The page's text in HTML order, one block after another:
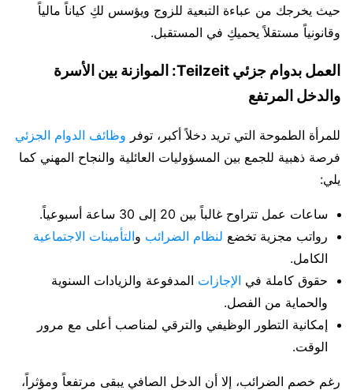
حيث يخرجك من عباءة التبعية للزوج ويؤسس لكِ كياناً مالياً
وقانونياً مستقلاً يحميكِ في المستقبل.
العمل بدوام جزئي Teilzeit: الموازنة بين الأسرة
والدخل المرتفع
للمرأة الطموحة التي تريد دخلاً أكبر، توفر وظائف الدوام الجزئي
فرصة ذهبية للجمع بين المسؤوليات العائلية والنجاح المهني كما
يلي:
ساعات عمل تتراوح غالباً بين 20 إلى 30 ساعة أسبوعياً.
رواتب مجزية تخضع لنظام الضرائب والتأمينات الاجتماعية
الكامل.
حقوق كاملة في الإجازات المدفوعة والزيادات السنوية
والحماية من الفصل.
إمكانية التطور الوظيفي والترقي لمناصب أعلى مع مرور
الوقت.
رغم خصم الضرائب، إلا أن الدخل الصافي يبقى مرتفعاً ومؤثراً،